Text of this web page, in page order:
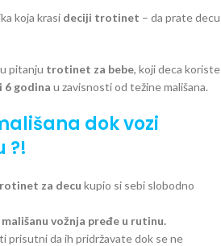
koja krasi deciji trotinet – da prate decu
pitanju trotinet za bebe, koji deca koriste
6 godina u zavisnosti od težine mališana.
dok vozi
?!
za decu kupio si sebi slobodno
vožnja pređe u rutinu.
prisutni da ih pridržavate dok se ne